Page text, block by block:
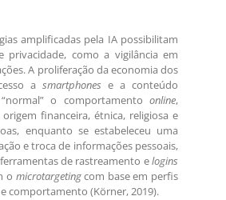
amplificadas pela IA possibilitam
como a vigilância em
A proliferação da economia dos
a smartphones e a conteúdo
o comportamento online,
financeira, étnica, religiosa e
enquanto se estabeleceu uma
e troca de informações pessoais,
de rastreamento elogins
o microtargetingcom base em perfis
comportamento (Körner, 2019).